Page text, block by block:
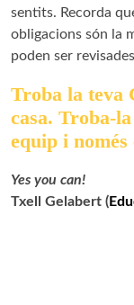
sentits. Recorda
obligacions són la
poden ser
Troba la teva
casa. Troba-
equip i només
Yes you can!
Txell Gelabert (